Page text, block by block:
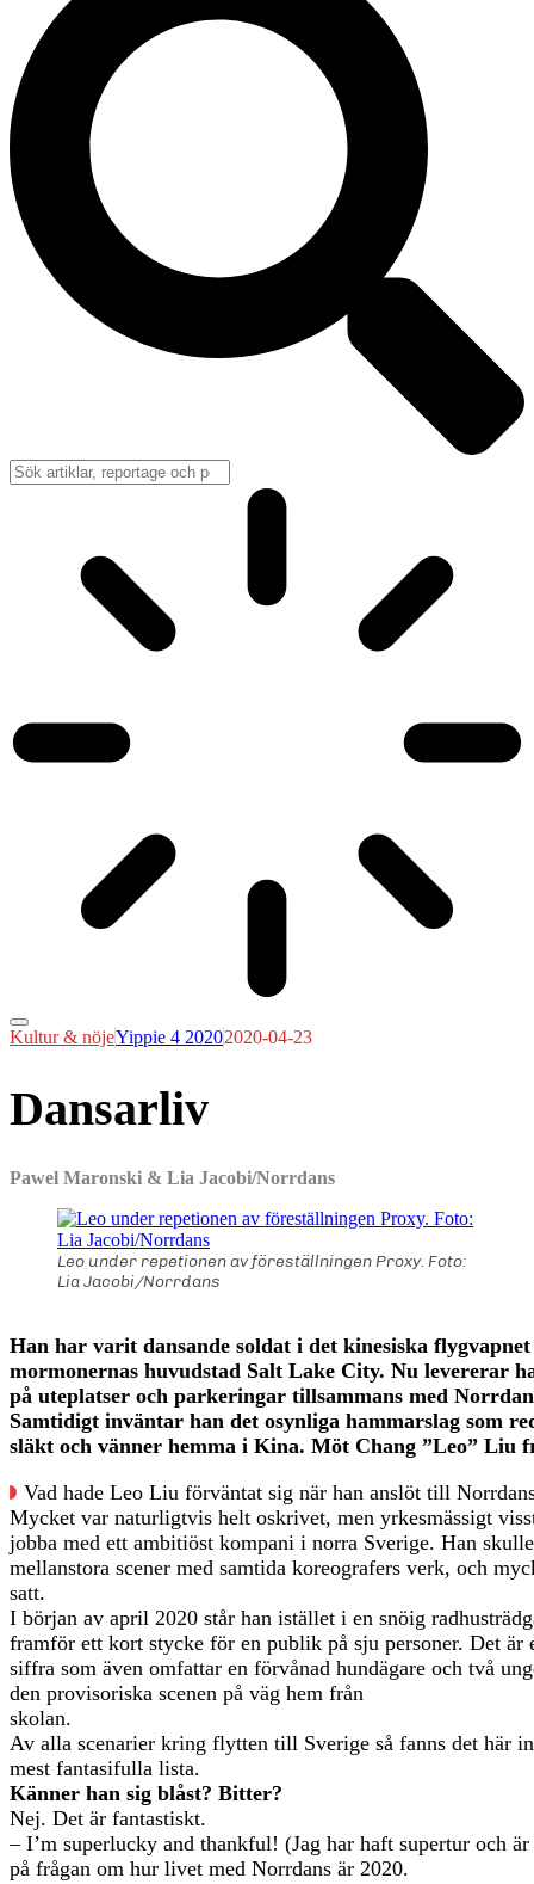
Kultur & nöjeYippie 4 20202020-04-23
Dansarliv
Pawel Maronski & Lia Jacobi/Norrdans
Leo under repetionen av föreställningen Proxy. Foto:
Lia Jacobi/Norrdans
slump.
Leo är nu med på uteföreställningarna under coronakrisen.
Han har varit dansande soldat i det kinesiska
mormonernas huvudstad Salt Lake City. Nu levererar
på uteplatser och parkeringar tillsammans med
Samtidigt inväntar han det osynliga hammarslag som
släkt och vänner hemma i Kina. Möt Chang ”Leo” Liu
Vad hade Leo Liu förväntat sig när han anslöt till
Mycket var naturligtvis helt oskrivet, men yrkesmässigt
jobba med ett ambitiöst kompani i norra Sverige. Han
mellanstora scener med samtida koreografers verk, och
satt.
I början av april 2020 står han istället i en snöig
framför ett kort stycke för en publik på sju personer. Det
siffra som även omfattar en förvånad ­hundägare och två
den ­provisoriska scenen på väg hem från
skolan.
Av alla scenarier kring flytten till Sverige så fanns det här
mest fantasifulla lista.
Känner han sig blåst? Bitter?
Nej. Det är fantastiskt.
– I’m superlucky and thankful! (Jag har haft supertur och
på frågan om hur livet med Norrdans är 2020.